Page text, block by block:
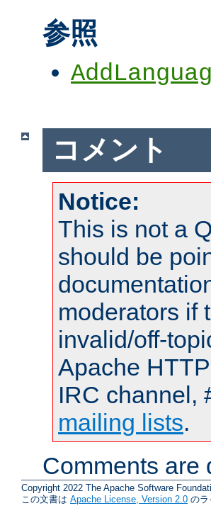
参照
コメント
Notice:
This is not a
should be
moderators if
invalid/off-
Apache
IRC channel,
mailing lists.
Comments are
Copyright 2022 The Apache Software
この文書は Apache License, Version 2.0 のラ